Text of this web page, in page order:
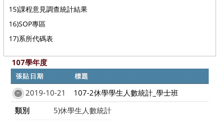
15)課程意見調查統計結果
16)SOP專區
17)系所代碼表
107學年度
張貼日期 標題
2019-10-21
107-2休學學生人數統計_學士班
類別
5)休學生人數統計